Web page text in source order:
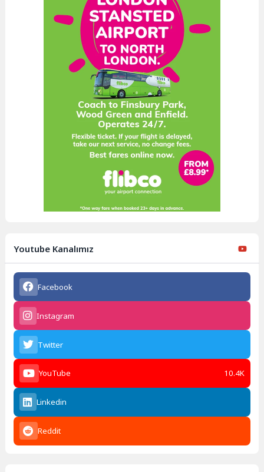
Youtube Kanalımız
Facebook
Instagram
Twitter
YouTube 10.4K
Linkedin
Reddit